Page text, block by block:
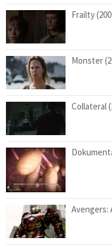
Frailty
Monster
Collateral
Avengers: